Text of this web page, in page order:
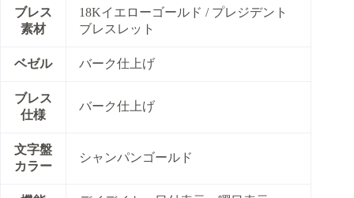
ブレス
素材
18Kイエローゴールド / プレジデント
ブレスレット
ベゼル バーク仕上げ
ブレス
仕様
バーク仕上げ
文字盤
カラー
シャンパンゴールド